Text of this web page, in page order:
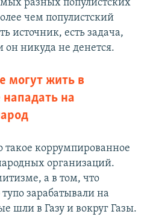
разных популистских
чем популистский
источник, есть задача,
он никуда не денется.
могут жить в
на
такое коррумпированное
организаций.
а в том, что
зарабатывали на
шли в Газу и вокруг Газы.